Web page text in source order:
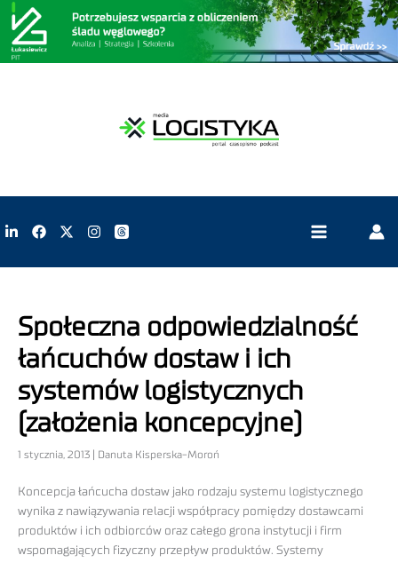
Społeczna odpowiedzialność
łańcuchów dostaw i ich
systemów logistycznych
(założenia koncepcyjne)
1 stycznia, 2013 | Danuta Kisperska-Moroń
Koncepcja łańcucha dostaw jako rodzaju systemu logistycznego
wynika z nawiązywania relacji współpracy pomiędzy dostawcami
produktów i ich odbiorców oraz całego grona instytucji i firm
wspomagających fizyczny przepływ produktów. Systemy